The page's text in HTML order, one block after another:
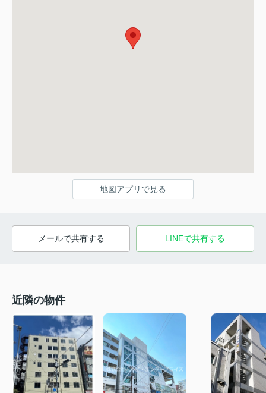
地図アプリで見る
メールで共有する LINEで共有する
近隣の物件